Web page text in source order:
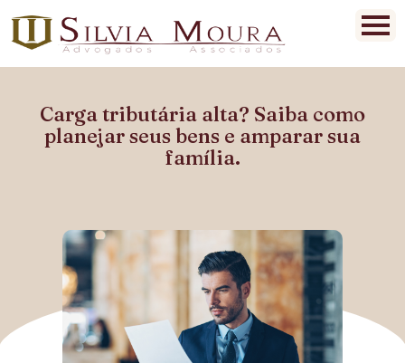
Carga tributária alta? Saiba como
planejar seus bens e amparar sua
família.